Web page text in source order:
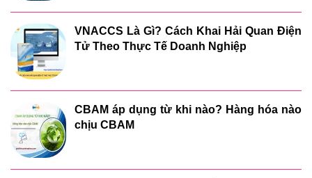
VNACCS Là Gì? Cách Khai Hải Quan Điện
Tử Theo Thực Tế Doanh Nghiệp
CBAM áp dụng từ khi nào? Hàng hóa nào
chịu CBAM